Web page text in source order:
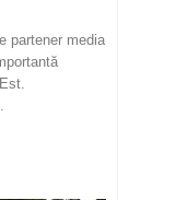
partener media